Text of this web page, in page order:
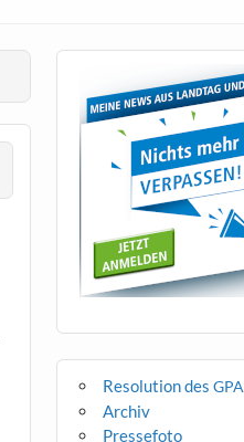
Resolution desGPA
Archiv
Pressefoto